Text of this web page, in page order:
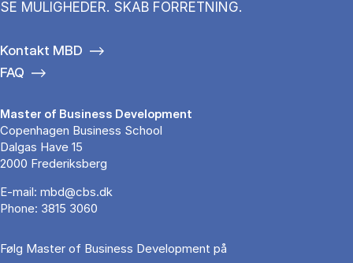
SE MULIGHEDER. SKAB FORRETNING.
Kontakt MBD
FAQ
Master of Business Development
Copenhagen Business School
Dalgas Have 15
2000 Frederiksberg
E-mail: mbd@cbs.dk
Phone: 3815 3060
Følg Master of Business Development på